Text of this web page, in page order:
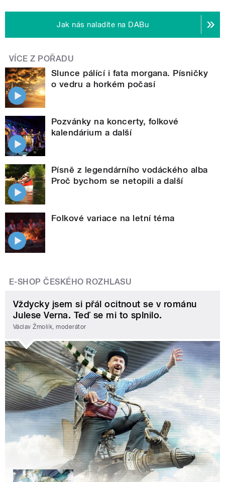
Jak nás naladíte na DABu
VÍCE Z POŘADU
Slunce pálící i fata morgana. Písničky
o vedru a horkém počasí
Pozvánky na koncerty, folkové
kalendárium a další
Písně z legendárního vodáckého alba
Proč bychom se netopili a další
Folkové variace na letní téma
E-SHOP ČESKÉHO ROZHLASU
Vždycky jsem si přál ocitnout se v románu
Julese Verna. Teď se mi to splnilo.
Václav Žmolík, moderátor